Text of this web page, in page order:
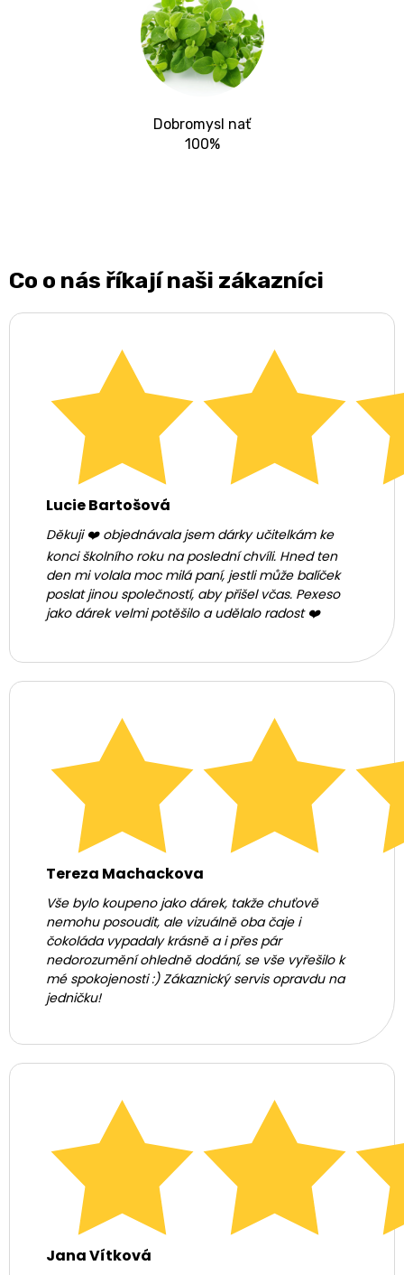
Dobromysl nať
100%
Co o nás říkají naši zákazníci
Lucie Bartošová
Děkuji ❤️ objednávala jsem dárky učitelkám ke
konci školního roku na poslední chvíli. Hned ten
den mi volala moc milá paní, jestli může balíček
poslat jinou společností, aby přišel včas. Pexeso
jako dárek velmi potěšilo a udělalo radost ❤️
Tereza Machackova
Vše bylo koupeno jako dárek, takže chuťově
nemohu posoudit, ale vizuálně oba čaje i
čokoláda vypadaly krásně a i přes pár
nedorozumění ohledně dodání, se vše vyřešilo k
mé spokojenosti :) Zákaznický servis opravdu na
jedničku!
Jana Vítková